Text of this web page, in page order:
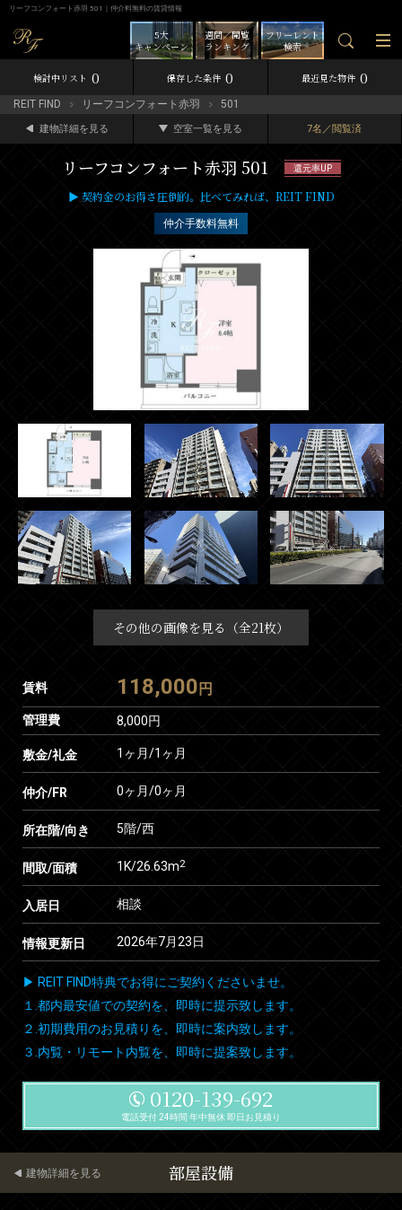
リーフコンフォート赤羽 501｜仲介料無料の賃貸情報
フリーレント
検索
週間／閲覧
ランキング
5大
キャンペーン
検討中リスト 0 保存した条件 0 最近見た物件 0
REIT FIND リーフコンフォート赤羽 501
建物詳細を見る 空室一覧を見る 7名／閲覧済
リーフコンフォート赤羽 501 還元率UP
▶ 契約金のお得さ圧倒的。比べてみれば、REIT FIND
仲介手数料無料
その他の画像を見る（全21枚）
賃料 118,000 円
管理費 8,000円
敷金/礼金 1ヶ月/1ヶ月
仲介/FR 0ヶ月/0ヶ月
所在階/向き 5階/西
間取/面積 1K/26.63m2
入居日 相談
情報更新日 2026年7月23日
▶ REIT FIND特典でお得にご契約くださいませ。
１.都内最安値での契約を、即時に提示致します。
２.初期費用のお見積りを、即時に案内致します。
３.内覧・リモート内覧を、即時に提案致します。
0120-139-692
電話受付 24時間 年中無休 即日お見積り
部屋設備
建物詳細を見る